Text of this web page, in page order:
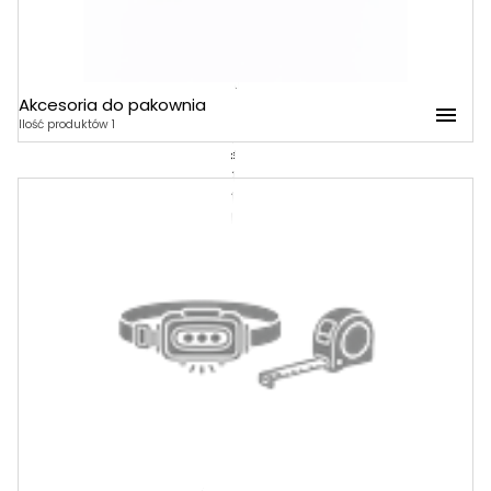
Akcesoria do pakownia
Ilość produktów 1 Akcesoria do pakownia
Folia stretch